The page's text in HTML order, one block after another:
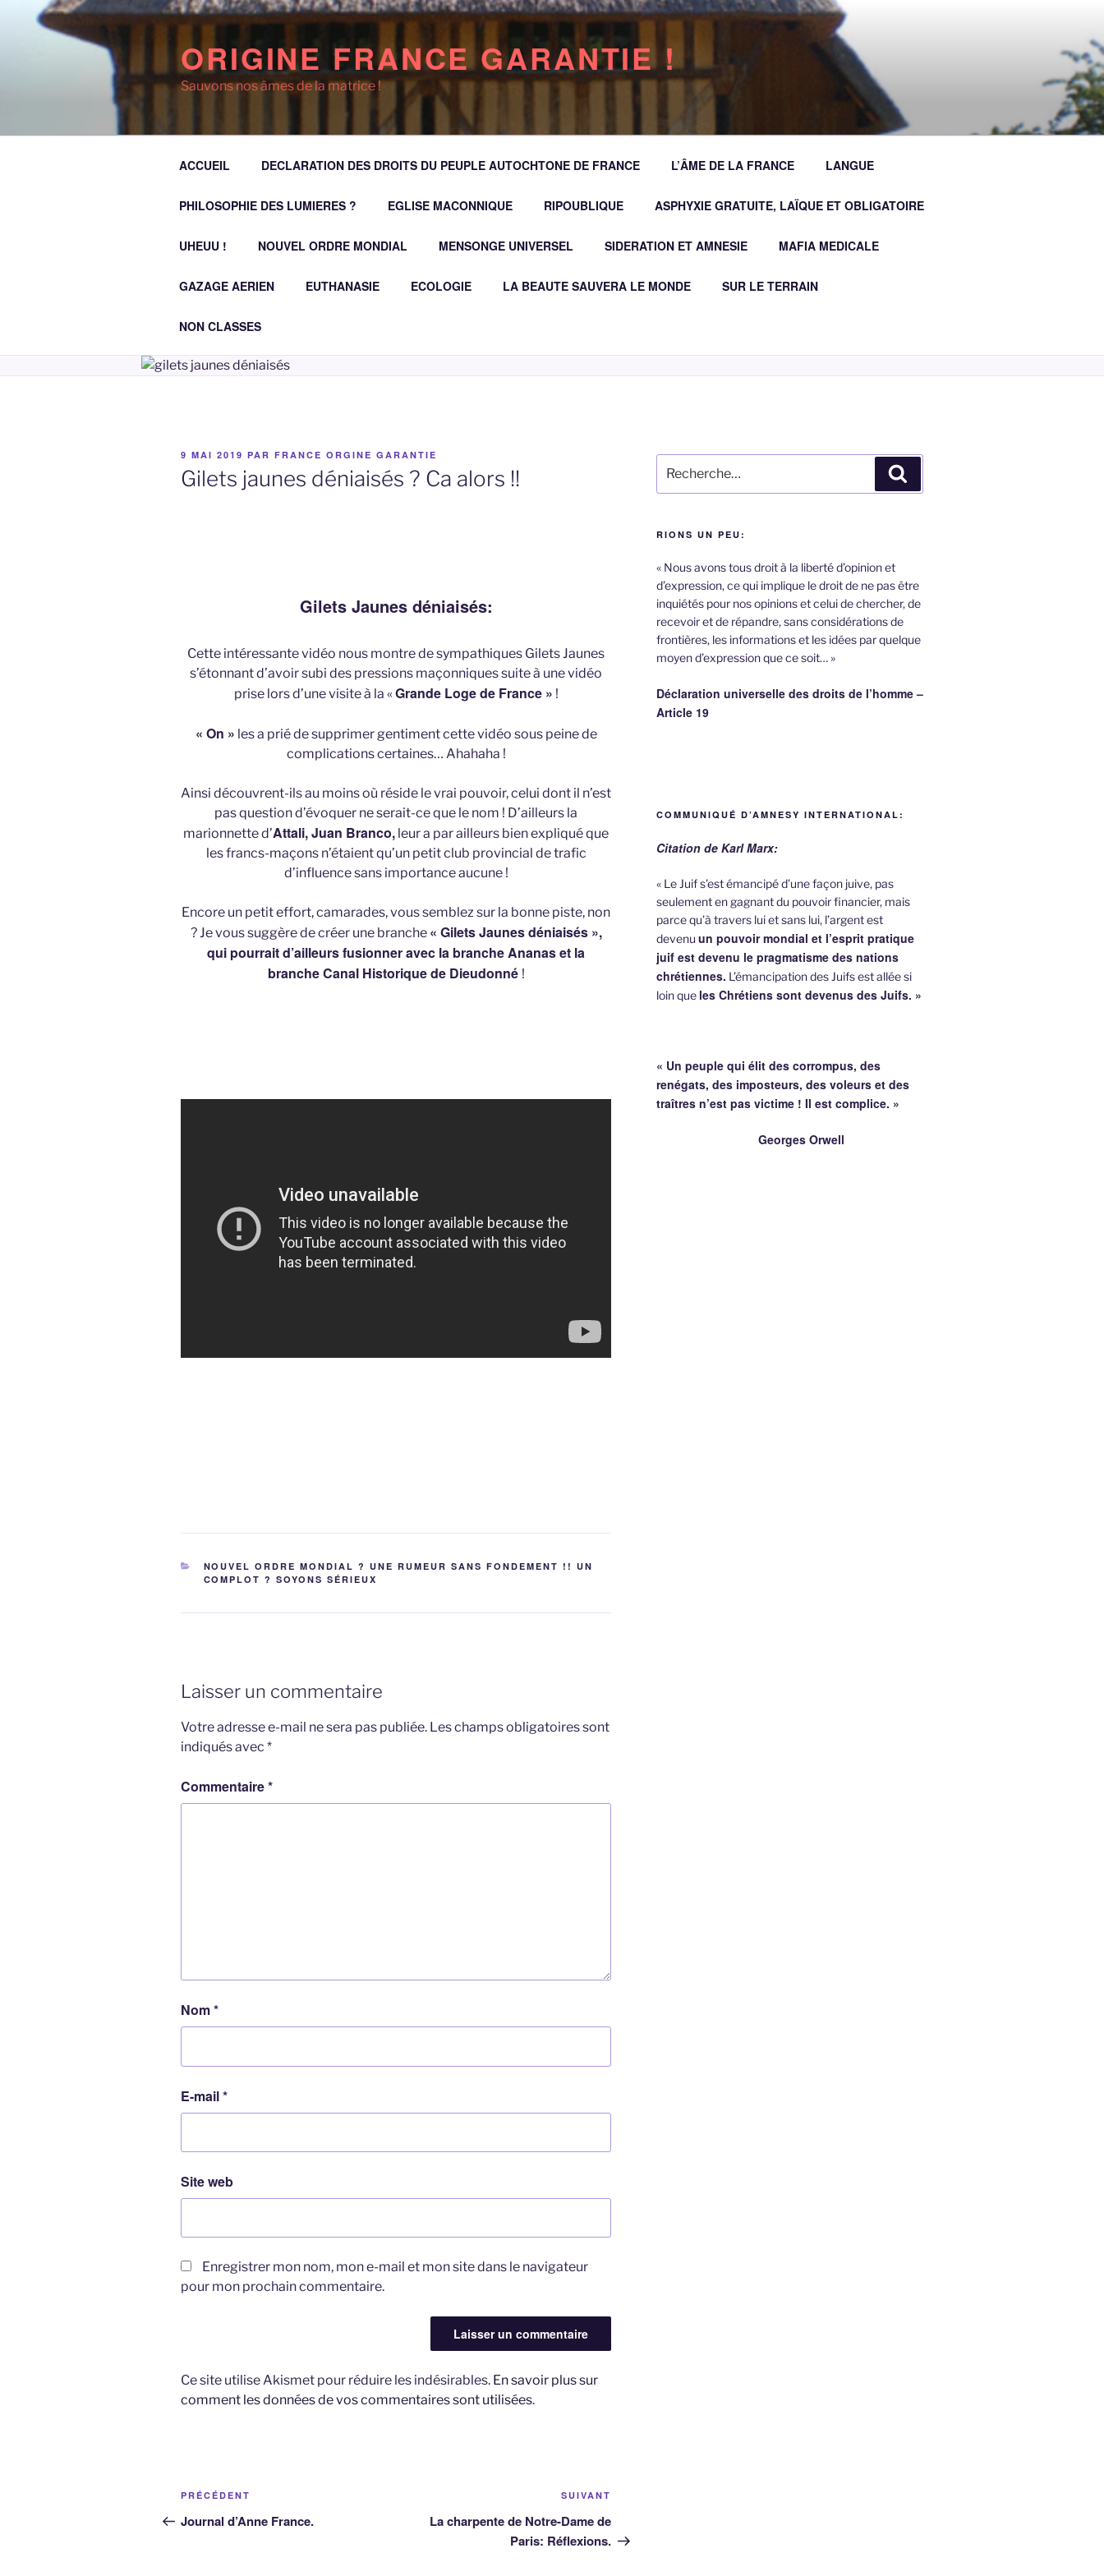
ORIGINE FRANCE GARANTIE !
Sauvons nos âmes de la matrice !
ACCUEIL DECLARATION DES DROITS DU PEUPLE AUTOCHTONE DE FRANCE L’ÂME DE LA FRANCE LANGUE
PHILOSOPHIE DES LUMIERES ? EGLISE MACONNIQUE RIPOUBLIQUE ASPHYXIE GRATUITE, LAÏQUE ET OBLIGATOIRE
UHEUU ! NOUVEL ORDRE MONDIAL MENSONGE UNIVERSEL SIDERATION ET AMNESIE MAFIA MEDICALE
GAZAGE AERIEN EUTHANASIE ECOLOGIE LA BEAUTE SAUVERA LE MONDE SUR LE TERRAIN
NON CLASSES
PUBLIÉ
LE
9 MAI 2019 PAR FRANCE ORGINE GARANTIE
Gilets jaunes déniaisés ? Ca alors !!
Gilets Jaunes déniaisés:
Cette intéressante vidéo nous montre de sympathiques Gilets Jaunes
s’étonnant d’avoir subi des pressions maçonniques suite à une vidéo
prise lors d’une visite à la «Grande Loge de France » !
« On » les a prié de supprimer gentiment cette vidéo sous peine de
complications certaines… Ahahaha !
Ainsi découvrent-ils au moins où réside le vrai pouvoir, celui dont il n’est
pas question d’évoquer ne serait-ce que le nom ! D’ailleurs la
marionnette d’Attali, Juan Branco, leur a par ailleurs bien expliqué que
les francs-maçons n’étaient qu’un petit club provincial de trafic
d’influence sans importance aucune !
Encore un petit effort, camarades, vous semblez sur la bonne piste, non
? Je vous suggère de créer une branche « Gilets Jaunes déniaisés »,
qui pourrait d’ailleurs fusionner avec la branche Ananas et la
branche Canal Historique de Dieudonné !
CATÉGORIES
NOUVEL ORDRE MONDIAL ? UNE RUMEUR SANS FONDEMENT !! UN
COMPLOT ? SOYONS SÉRIEUX
Laisser un commentaire
Votre adresse e-mail ne sera pas publiée. Les champs obligatoires sont
indiqués avec *
Commentaire*
Nom*
E-mail*
Site web
Enregistrer mon nom, mon e-mail et mon site dans le navigateur
pour mon prochain commentaire.
Ce site utilise Akismet pour réduire les indésirables. En savoir plus sur
comment les données de vos commentaires sont utilisées.
Navigation
de
Article
précédent
PRÉCÉDENT
Journal d’Anne France.
suivant
SUIVANT
La charpente de Notre-Dame de
Paris: Réflexions.
pour
:
RIONS UN PEU:
« Nous avons tous droit à la liberté d’opinion et
d’expression, ce qui implique le droit de ne pas être
inquiétés pour nos opinions et celui de chercher, de
recevoir et de répandre, sans considérations de
frontières, les informations et les idées par quelque
moyen d’expression que ce soit… »
Déclaration universelle des droits de l’homme –
Article 19
COMMUNIQUÉ D’AMNESY INTERNATIONAL:
Citation de Karl Marx:
« Le Juif s’est émancipé d’une façon juive, pas
seulement en gagnant du pouvoir financier, mais
parce qu’à travers lui et sans lui, l’argent est
devenu un pouvoir mondial et l’esprit pratique
juif est devenu le pragmatisme des nations
chrétiennes. L’émancipation des Juifs est allée si
loin que les Chrétiens sont devenus des Juifs. »
« Un peuple qui élit des corrompus, des
renégats, des imposteurs, des voleurs et des
traîtres n’est pas victime ! Il est complice. »
Georges Orwell